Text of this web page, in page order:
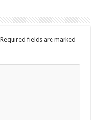
Required fields are marked